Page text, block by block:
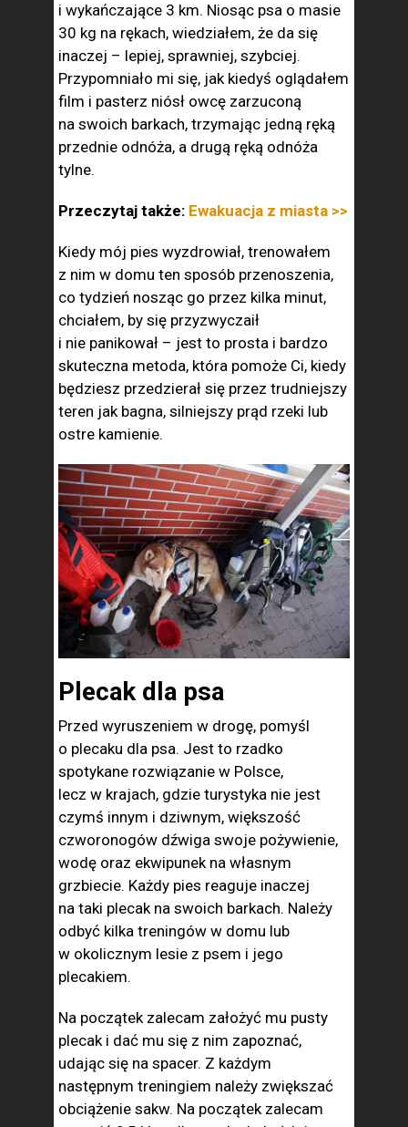
i wykańczające 3 km. Niosąc psa o masie
30 kg na rękach, wiedziałem, że da się
inaczej – lepiej, sprawniej, szybciej.
Przypomniało mi się, jak kiedyś oglądałem
film i pasterz niósł owcę zarzuconą
na swoich barkach, trzymając jedną ręką
przednie odnóża, a drugą ręką odnóża
tylne.
Przeczytaj także: Ewakuacja z miasta >>
Kiedy mój pies wyzdrowiał, trenowałem
z nim w domu ten sposób przenoszenia,
co tydzień nosząc go przez kilka minut,
chciałem, by się przyzwyczaił
i nie panikował – jest to prosta i bardzo
skuteczna metoda, która pomoże Ci, kiedy
będziesz przedzierał się przez trudniejszy
teren jak bagna, silniejszy prąd rzeki lub
ostre kamienie.
Plecak dla psa
Przed wyruszeniem w drogę, pomyśl
o plecaku dla psa. Jest to rzadko
spotykane rozwiązanie w Polsce,
lecz w krajach, gdzie turystyka nie jest
czymś innym i dziwnym, większość
czworonogów dźwiga swoje pożywienie,
wodę oraz ekwipunek na własnym
grzbiecie. Każdy pies reaguje inaczej
na taki plecak na swoich barkach. Należy
odbyć kilka treningów w domu lub
w okolicznym lesie z psem i jego
plecakiem.
Na początek zalecam założyć mu pusty
plecak i dać mu się z nim zapoznać,
udając się na spacer. Z każdym
następnym treningiem należy zwiększać
obciążenie sakw. Na początek zalecam